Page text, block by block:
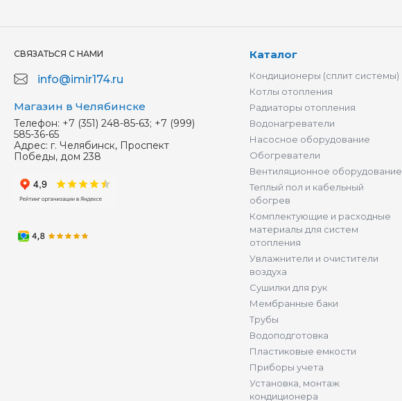
СВЯЗАТЬСЯ С НАМИ
info@imir174.ru
Магазин в Челябинске
Телефон: +7 (351) 248-85-63; +7 (999)
585-36-65
Адрес: г. Челябинск, Проспект
Победы, дом 238
Каталог
Кондиционеры (сплит системы)
Котлы отопления
Радиаторы отопления
Водонагреватели
Насосное оборудование
Обогреватели
Вентиляционное оборудование
Теплый пол и кабельный
обогрев
Комплектующие и расходные
материалы для систем
отопления
Увлажнители и очистители
воздуха
Сушилки для рук
Мембранные баки
Трубы
Водоподготовка
Пластиковые емкости
Приборы учета
Установка, монтаж
кондиционера